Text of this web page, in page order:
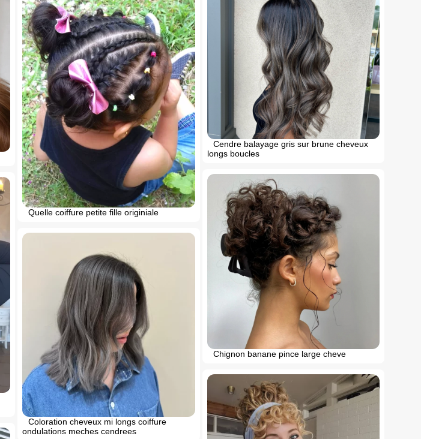
Quelle coiffure petite fille originiale
Cendre balayage gris sur brune cheveux
longs boucles
Chignon banane pince large cheve
Coloration cheveux mi longs coiffure
ondulations meches cendrees